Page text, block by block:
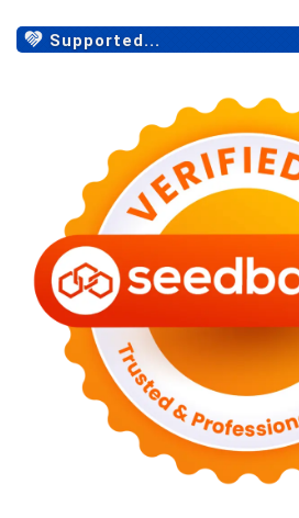
Supported...